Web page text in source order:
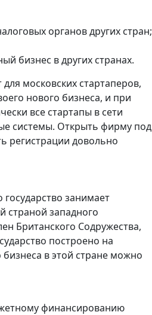
органов других стран;
бизнес в других странах.
московских стартаперов,
нового бизнеса, и при
все стартапы в сети
системы. Открыть фирму под
регистрации довольно
занимает
страной западного
Британского Содружества,
построено на
в этой стране можно
финансированию